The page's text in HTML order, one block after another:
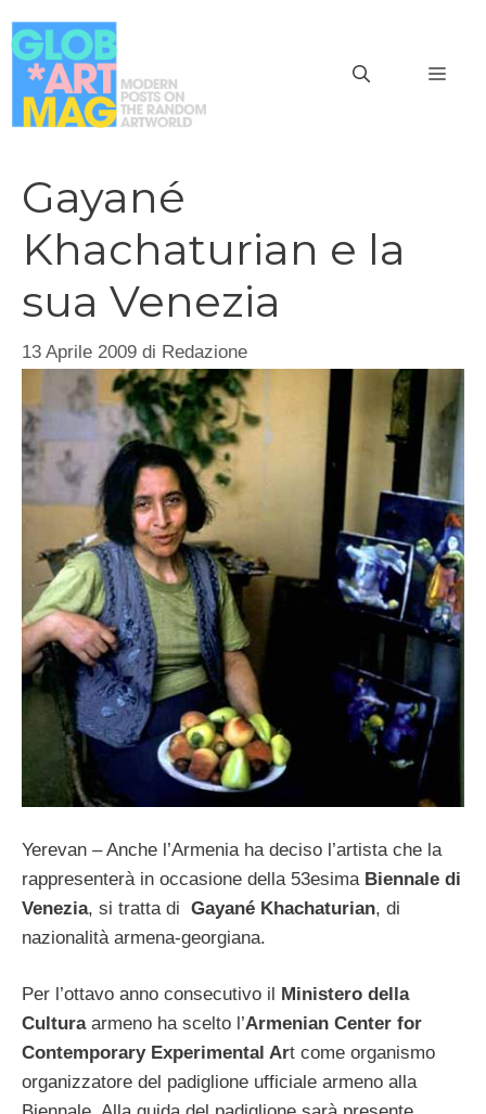
al
contenuto
Gayané
Khachaturian e la
sua Venezia
13 Aprile 2009 di Redazione
Yerevan – Anche l’Armenia ha deciso l’artista che la
rappresenterà in occasione della 53esimaBiennale di
Venezia, si tratta di Gayané Khachaturian, di
nazionalità armena-georgiana.
Per l’ottavo anno consecutivo il
Ministero della
Cultura armeno ha scelto l’Armenian Center for
Contemporary Experimental Art come organismo
organizzatore del padiglione ufficiale armeno alla